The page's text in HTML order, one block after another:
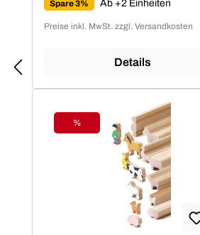
Spare 3% Ab +2 Einheiten
Preise inkl. MwSt. zzgl. Versandkosten
Details
Rabatt
%